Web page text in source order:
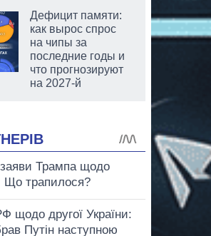
Дефицит памяти:
как вырос спрос
на чипы за
последние годы и
что прогнозируют
на 2027-й